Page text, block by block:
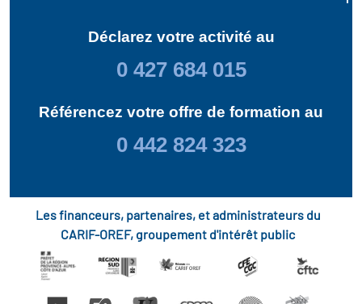
Déclarez votre activité au
0 427 684 015
Référencez votre offre de formation au
0 442 824 323
Les financeurs, partenaires, et administrateurs du
CARIF-OREF, groupement d'intérêt public